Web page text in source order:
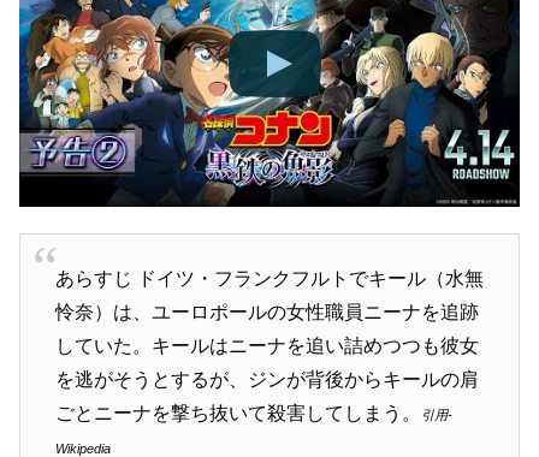
あらすじ ドイツ・フランクフルトでキール（水無
怜奈）は、ユーロポールの女性職員ニーナを追跡
していた。キールはニーナを追い詰めつつも彼女
を逃がそうとするが、ジンが背後からキールの肩
ごとニーナを撃ち抜いて殺害してしまう。
引用-
Wikipedia